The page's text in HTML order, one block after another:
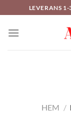
till
innehåll
LEVERANS
HEM /